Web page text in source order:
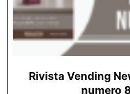
Rivista Vending
numero